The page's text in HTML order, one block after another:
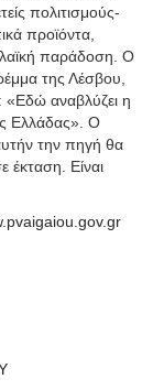
πολιτισμούς-
προϊόντα,
λαϊκή παράδοση. Ο
της Λέσβου,
«Εδώ αναβλύζει η
Ελλάδας». Ο
την πηγή θα
έκταση. Είναι